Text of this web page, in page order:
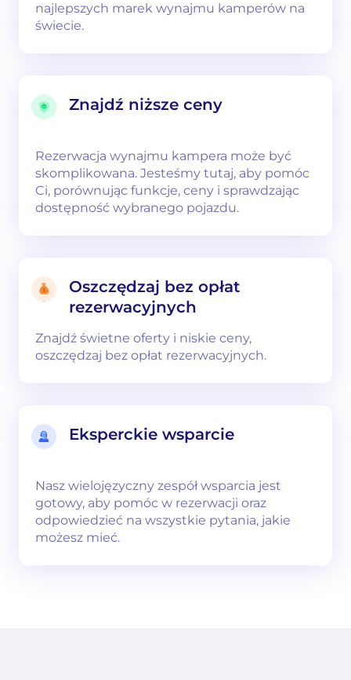
najlepszych marek wynajmu kamperów na
świecie.
Znajdź niższe ceny
Rezerwacja wynajmu kampera może być
skomplikowana. Jesteśmy tutaj, aby pomóc
Ci, porównując funkcje, ceny i sprawdzając
dostępność wybranego pojazdu.
Oszczędzaj bez opłat
rezerwacyjnych
Znajdź świetne oferty i niskie ceny,
oszczędzaj bez opłat rezerwacyjnych.
Eksperckie wsparcie
Nasz wielojęzyczny zespół wsparcia jest
gotowy, aby pomóc w rezerwacji oraz
odpowiedzieć na wszystkie pytania, jakie
możesz mieć.